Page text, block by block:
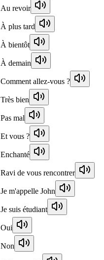
Au revoir
À plus tard
À bientôt
À demain
Comment allez-vous ?
Très bien
Pas mal
Et vous ?
Enchanté
Ravi de vous rencontrer
Je m'appelle John
Je suis étudiant
Oui
Non